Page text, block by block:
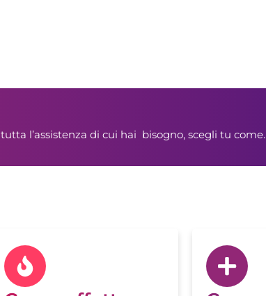
l’assistenza di cui hai bisogno, scegli tu come.